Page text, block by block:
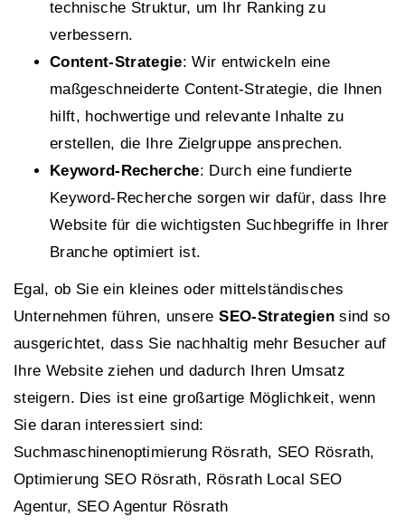
technische Struktur, um Ihr Ranking zu
verbessern.
Content-Strategie: Wir entwickeln eine
maßgeschneiderte Content-Strategie, die Ihnen
hilft, hochwertige und relevante Inhalte zu
erstellen, die Ihre Zielgruppe ansprechen.
Keyword-Recherche: Durch eine fundierte
Keyword-Recherche sorgen wir dafür, dass Ihre
Website für die wichtigsten Suchbegriffe in Ihrer
Branche optimiert ist.
Egal, ob Sie ein kleines oder mittelständisches
Unternehmen führen, unsereSEO-Strategiensind so
ausgerichtet, dass Sie nachhaltig mehr Besucher auf
Ihre Website ziehen und dadurch Ihren Umsatz
steigern. Dies ist eine großartige Möglichkeit, wenn
Sie daran interessiert sind:
Suchmaschinenoptimierung Rösrath, SEO Rösrath,
Optimierung SEO Rösrath, Rösrath Local SEO
Agentur, SEO Agentur Rösrath